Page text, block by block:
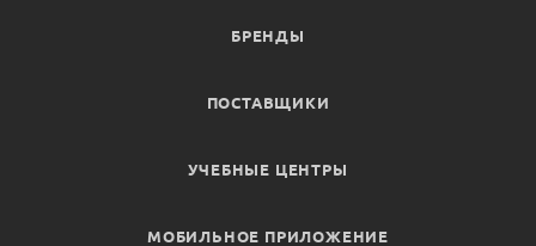
БРЕНДЫ
ПОСТАВЩИКИ
УЧЕБНЫЕ ЦЕНТРЫ
МОБИЛЬНОЕ ПРИЛОЖЕНИЕ